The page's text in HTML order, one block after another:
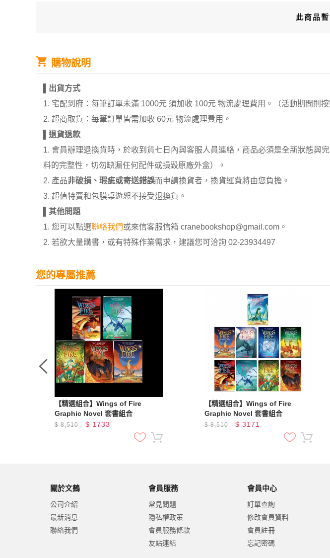
此商品
購物說明
出貨方式
1. 宅配到府：每筆訂單未滿 1000元 須加收 100元 物流處理費用。（活動期間則按
2. 超商取貨：每筆訂單皆需加收 60元 物流處理費用。
退貨退款
1. 會員辦理退換貨時，於收到貨七日內與客服人員連絡，商品必須是全新狀態與
料的完整性，切勿缺漏任何配件或損毀原廠外盒）。
2. 產品非破損、瑕疵或寄送錯誤而申請換貨者，換貨運費將由您負擔。
3. 超值特賣和包膜桌遊恕不接受退換貨。
其他問題
1. 您可以點選聯絡我們或來信客服信箱 cranebookshop@gmail.com。
2. 若欲大量購書，或有特殊作業需求，建議您可洽詢 02-23934497
您的專屬推薦
【精選組合】Wings of Fire
Graphic Novel 套書組合
$8,510 $ 1733
【精選組合】Wings of Fire
Graphic Novel 套書組合
$8,510 $3171
關於文鶴
公司介紹
最新消息
聯絡我們
會員服務
常見問題
隱私權政策
會員服務條款
友站連結
會員中心
訂單查詢
修改會員資料
會員註冊
忘記密碼